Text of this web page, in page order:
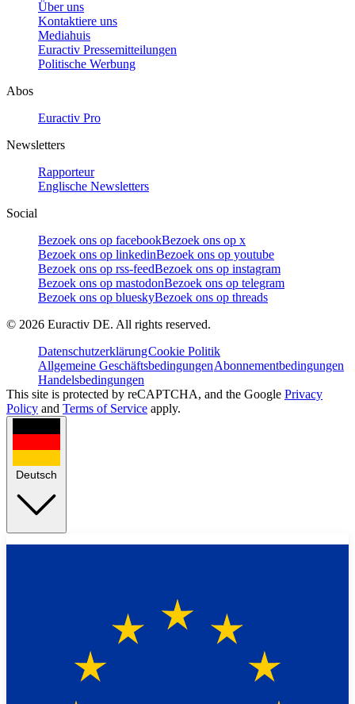
Über uns
Kontaktiere uns
Mediahuis
Euractiv Pressemitteilungen
Politische Werbung
Abos
Euractiv Pro
Newsletters
Rapporteur
Englische Newsletters
Social
Bezoek ons op facebookBezoek ons op x
Bezoek ons op linkedinBezoek ons op youtube
Bezoek ons op rss-feedBezoek ons op instagram
Bezoek ons op mastodonBezoek ons op telegram
Bezoek ons op blueskyBezoek ons op threads
© 2026 Euractiv DE. All rights reserved.
DatenschutzerklärungCookie Politik
Allgemeine GeschäftsbedingungenAbonnementbedingungen
Handelsbedingungen
This site is protected by reCAPTCHA, and the Google Privacy
Policy and Terms of Service apply.
Deutsch